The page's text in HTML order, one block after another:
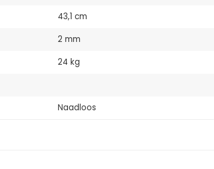
43,1 cm
2 mm
24 kg
Naadloos